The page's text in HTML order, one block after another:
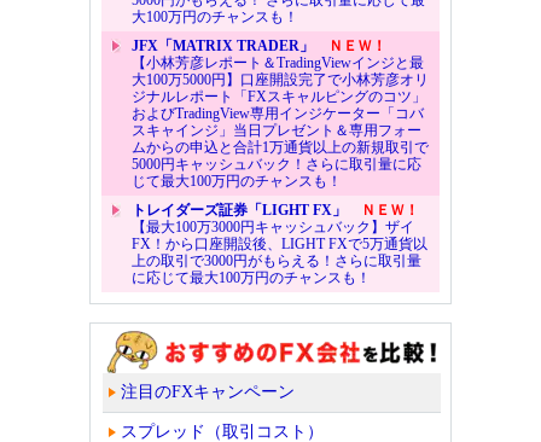
大100万円のチャンスも！
JFX「MATRIX TRADER」
ＮＥＷ！
【小林芳彦レポート＆TradingViewインジと最
大100万5000円】口座開設完了で小林芳彦オリ
ジナルレポート「FXスキャルピングのコツ」
およびTradingView専用インジケーター「コバ
スキャインジ」当日プレゼント＆専用フォー
ムからの申込と合計1万通貨以上の新規取引で
5000円キャッシュバック！さらに取引量に応
じて最大100万円のチャンスも！
トレイダーズ証券「LIGHT FX」
ＮＥＷ！
【最大100万3000円キャッシュバック】ザイ
FX！から口座開設後、LIGHT FXで5万通貨以
上の取引で3000円がもらえる！さらに取引量
に応じて最大100万円のチャンスも！
注目のFXキャンペーン
スプレッド（取引コスト）